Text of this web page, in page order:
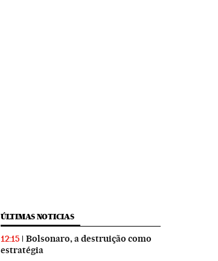
ÚLTIMAS NOTICIAS
12:15
Bolsonaro, a destruição como
estratégia